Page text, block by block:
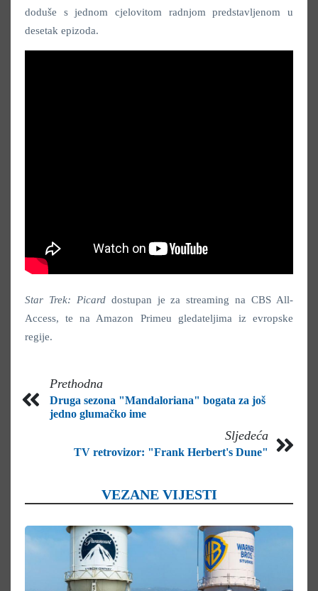
doduše s jednom cjelovitom radnjom predstavljenom u
desetak epizoda.
Star Trek: Picard dostupan je za streaming na CBS All-
Access, te na Amazon Primeu gledateljima iz evropske
regije.
Prethodna
Druga sezona "Mandaloriana" bogata za još
jedno glumačko ime
Sljedeća
TV retrovizor: "Frank Herbert's Dune"
VEZANE VIJESTI